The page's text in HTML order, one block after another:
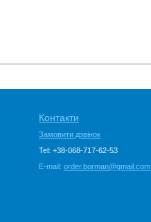
Контакти
Замовити дзвінок
Tel: +38-068-717-62-53
E-mail: order.borman@gmail.com